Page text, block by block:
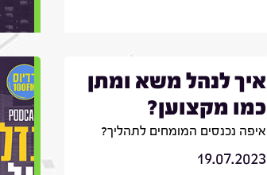
איך לנהל משא ומתן
כמו מקצוען?
איפה נכנסים המומחים לתהליך?
19.07.2023